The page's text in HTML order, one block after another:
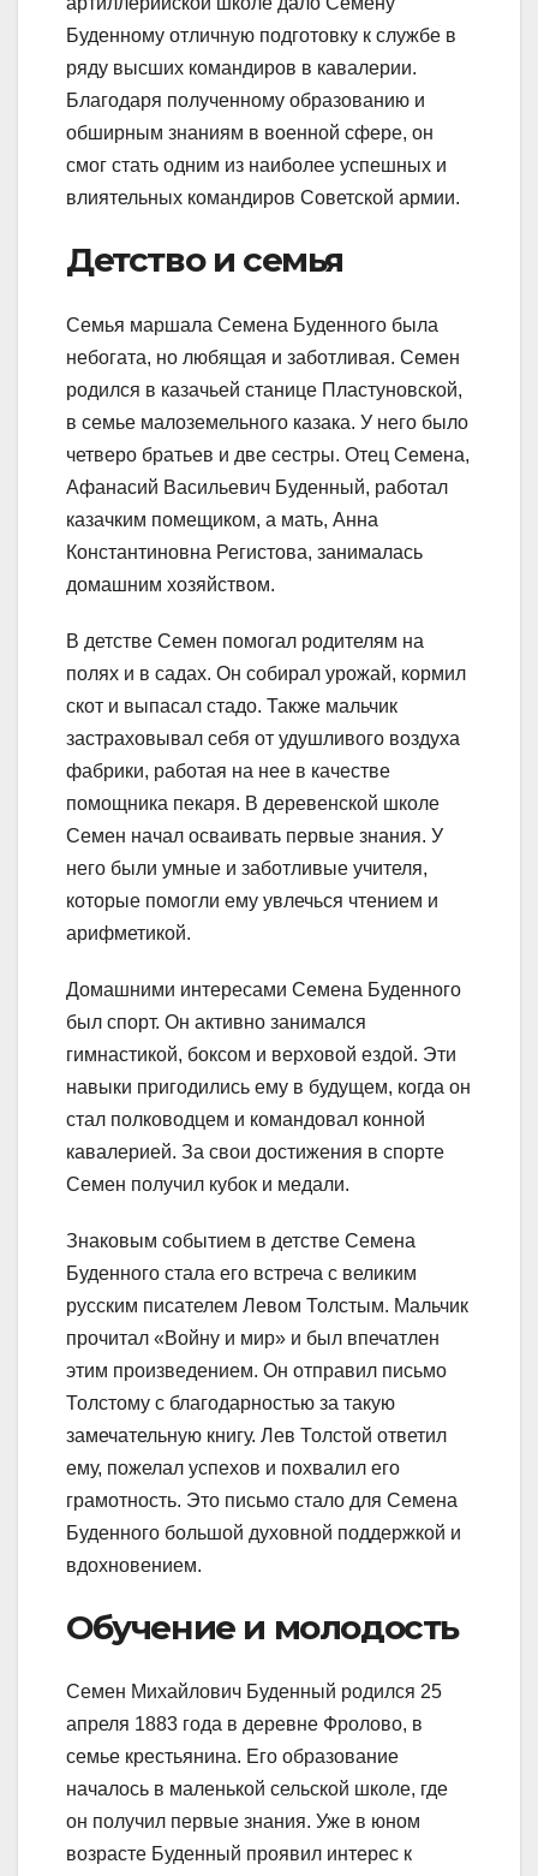
Буденному отличную подготовку к службе в
ряду высших командиров в кавалерии.
Благодаря полученному образованию и
обширным знаниям в военной сфере, он
смог стать одним из наиболее успешных и
влиятельных командиров Советской армии.
Детство и семья
Семья маршала Семена Буденного была
небогата, но любящая и заботливая. Семен
родился в казачьей станице Пластуновской,
в семье малоземельного казака. У него было
четверо братьев и две сестры. Отец Семена,
Афанасий Васильевич Буденный, работал
казачким помещиком, а мать, Анна
Константиновна Регистова, занималась
домашним хозяйством.
В детстве Семен помогал родителям на
полях и в садах. Он собирал урожай, кормил
скот и выпасал стадо. Также мальчик
застраховывал себя от удушливого воздуха
фабрики, работая на нее в качестве
помощника пекаря. В деревенской школе
Семен начал осваивать первые знания. У
него были умные и заботливые учителя,
которые помогли ему увлечься чтением и
арифметикой.
Домашними интересами Семена Буденного
был спорт. Он активно занимался
гимнастикой, боксом и верховой ездой. Эти
навыки пригодились ему в будущем, когда он
стал полководцем и командовал конной
кавалерией. За свои достижения в спорте
Семен получил кубок и медали.
Знаковым событием в детстве Семена
Буденного стала его встреча с великим
русским писателем Левом Толстым. Мальчик
прочитал «Войну и мир» и был впечатлен
этим произведением. Он отправил письмо
Толстому с благодарностью за такую
замечательную книгу. Лев Толстой ответил
ему, пожелал успехов и похвалил его
грамотность. Это письмо стало для Семена
Буденного большой духовной поддержкой и
вдохновением.
Обучение и молодость
Семен Михайлович Буденный родился 25
апреля 1883 года в деревне Фролово, в
семье крестьянина. Его образование
началось в маленькой сельской школе, где
он получил первые знания. Уже в юном
возрасте Буденный проявил интерес к